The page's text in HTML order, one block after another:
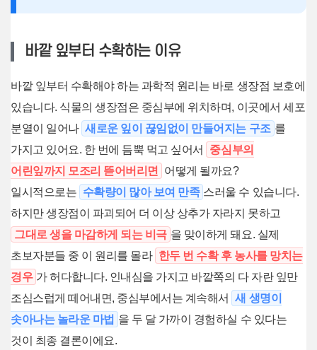
바깥 잎부터 수확하는 이유
바깥 잎부터 수확해야 하는 과학적 원리는 바로 생장점 보호에
있습니다. 식물의 생장점은 중심부에 위치하며, 이곳에서 세포
분열이 일어나 새로운 잎이 끊임없이 만들어지는 구조 를
가지고 있어요. 한 번에 듬뿍 먹고 싶어서
중심부의
어린잎까지 모조리 뜯어버리면
어떻게 될까요?
일시적으로는 수확량이 많아 보여 만족 스러울 수 있습니다.
하지만 생장점이 파괴되어 더 이상 상추가 자라지 못하고
그대로 생을 마감하게 되는 비극 을 맞이하게 돼요. 실제
초보자분들 중 이 원리를 몰라 한두 번 수확 후 농사를 망치는
경우 가 허다합니다. 인내심을 가지고 바깥쪽의 다 자란 잎만
조심스럽게 떼어내면, 중심부에서는 계속해서
새 생명이
솟아나는 놀라운 마법 을 두 달 가까이 경험하실 수 있다는
것이 최종 결론이에요.